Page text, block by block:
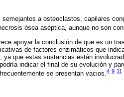
a osteoclastos, capilares
ósea aséptica, aunque no son
apoyar la conclusión de que es un
de factores enzimáticos que
ya que estas sustancias están
indicar el final de su evolución y
se presentan vacios.4 9 11